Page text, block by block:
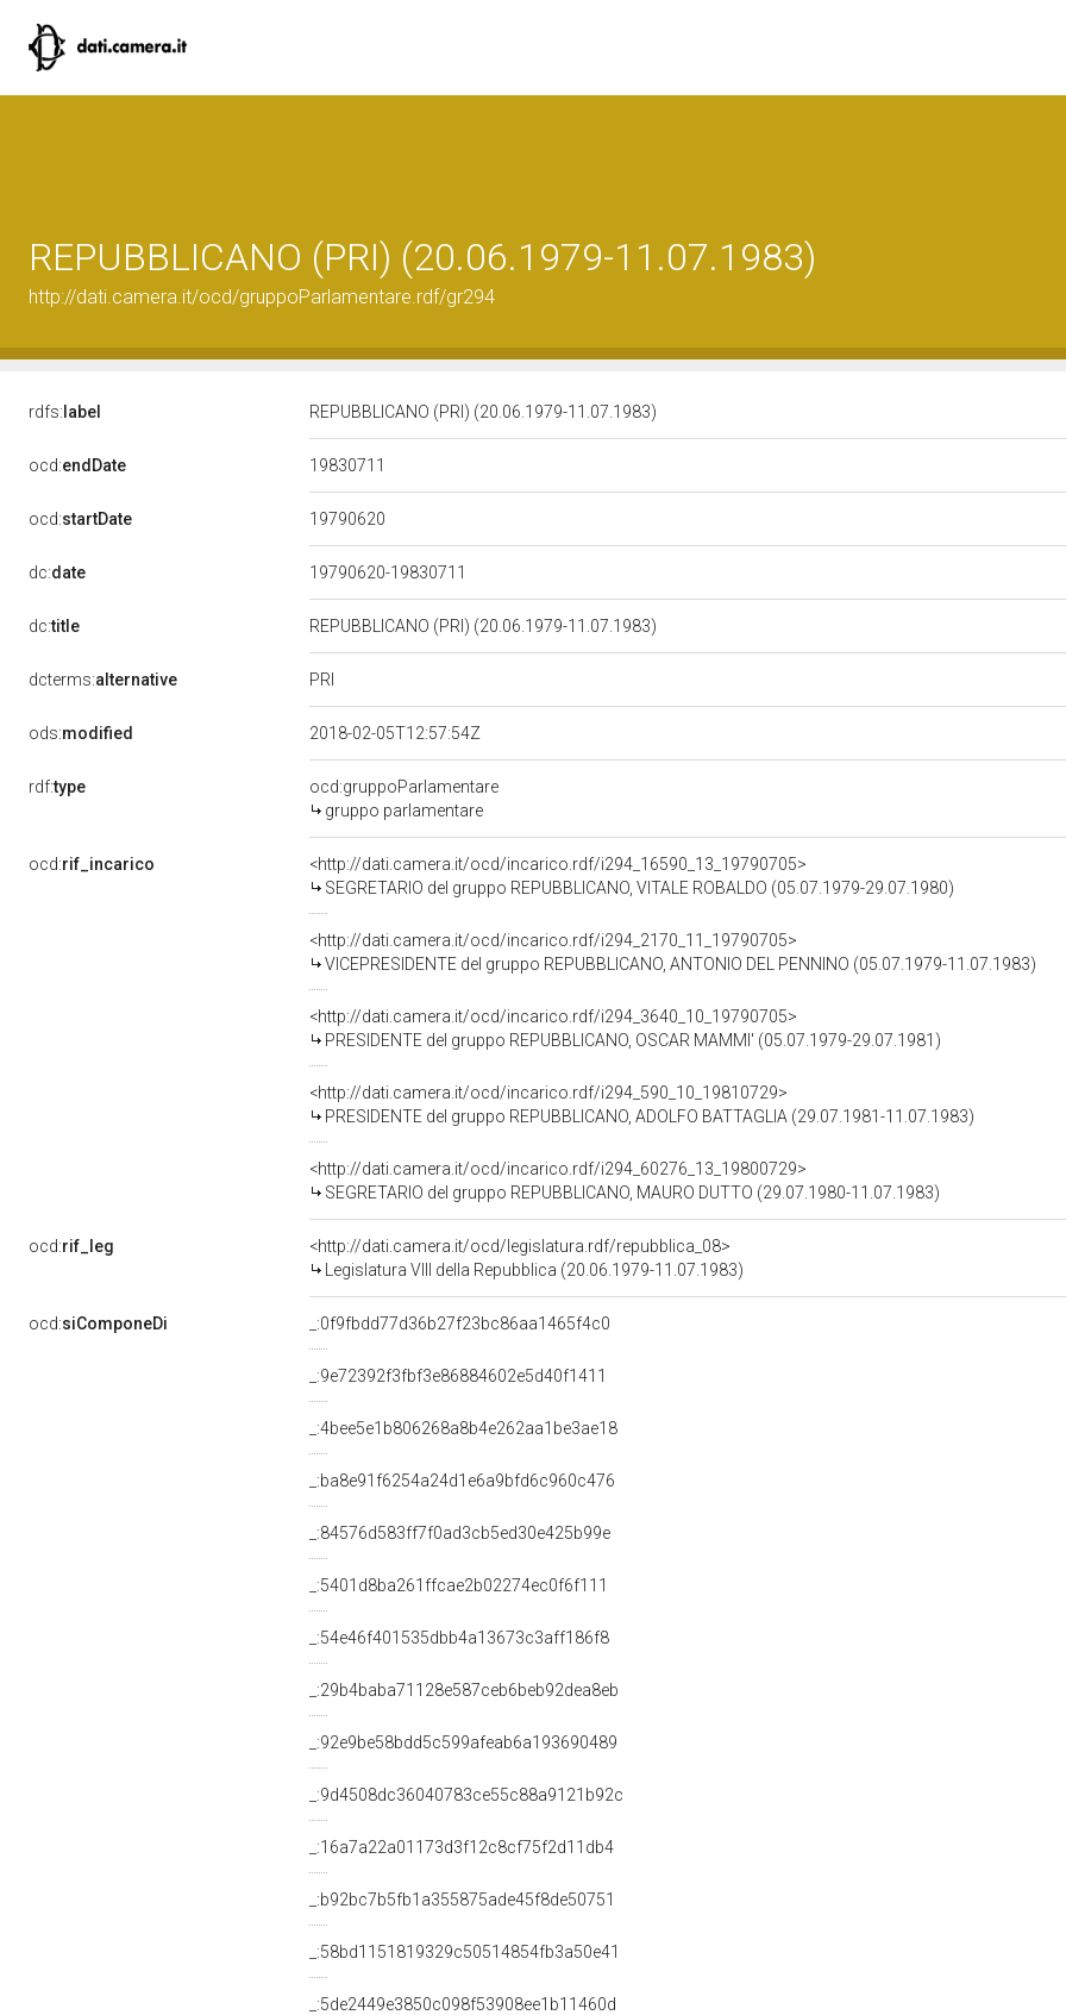
REPUBBLICANO (PRI) (20.06.1979-11.07.1983)
http://dati.camera.it/ocd/gruppoParlamentare.rdf/gr294
rdfs: label REPUBBLICANO (PRI) (20.06.1979-11.07.1983)
ocd:endDate 19830711
ocd:startDate 19790620
dc:date 19790620-19830711
dc:title REPUBBLICANO (PRI) (20.06.1979-11.07.1983)
dcterms:alternative PRI
ods:modified 2018-02-05T12:57:54Z
rdf:type
ocd:gruppoParlamentare
gruppo parlamentare
ocd:rif_incarico
<http://dati.camera.it/ocd/incarico.rdf/i294_16590_13_19790705>
SEGRETARIO del gruppo REPUBBLICANO, VITALE ROBALDO (05.07.1979-29.07.1980)
<http://dati.camera.it/ocd/incarico.rdf/i294_2170_11_19790705>
VICEPRESIDENTE del gruppo REPUBBLICANO, ANTONIO DEL PENNINO (05.07.1979-11.07.1983)
<http://dati.camera.it/ocd/incarico.rdf/i294_3640_10_19790705>
PRESIDENTE del gruppo REPUBBLICANO, OSCAR MAMMI' (05.07.1979-29.07.1981)
<http://dati.camera.it/ocd/incarico.rdf/i294_590_10_19810729>
PRESIDENTE del gruppo REPUBBLICANO, ADOLFO BATTAGLIA (29.07.1981-11.07.1983)
<http://dati.camera.it/ocd/incarico.rdf/i294_60276_13_19800729>
SEGRETARIO del gruppo REPUBBLICANO, MAURO DUTTO (29.07.1980-11.07.1983)
ocd:rif_leg
<http://dati.camera.it/ocd/legislatura.rdf/repubblica_08>
Legislatura VIII della Repubblica (20.06.1979-11.07.1983)
ocd:siComponeDi _:0f9fbdd77d36b27f23bc86aa1465f4c0
_:9e72392f3fbf3e86884602e5d40f1411
_:4bee5e1b806268a8b4e262aa1be3ae18
_:ba8e91f6254a24d1e6a9bfd6c960c476
_:84576d583ff7f0ad3cb5ed30e425b99e
_:5401d8ba261ffcae2b02274ec0f6f111
_:54e46f401535dbb4a13673c3aff186f8
_:29b4baba71128e587ceb6beb92dea8eb
_:92e9be58bdd5c599afeab6a193690489
_:9d4508dc36040783ce55c88a9121b92c
_:16a7a22a01173d3f12c8cf75f2d11db4
_:b92bc7b5fb1a355875ade45f8de50751
_:58bd1151819329c50514854fb3a50e41
_:5de2449e3850c098f53908ee1b11460d